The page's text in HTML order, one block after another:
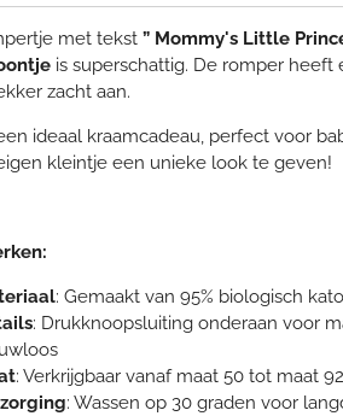
met tekst ” Mommy's Little
is superschattig. De romper
zacht aan.
ideaal kraamcadeau, perfect voor
kleintje een unieke look te geven!
: Gemaakt van 95% biologisch
: Drukknoopsluiting onderaan voor
: Verkrijgbaar vanaf maat 50 tot maat
: Wassen op 30 graden voor